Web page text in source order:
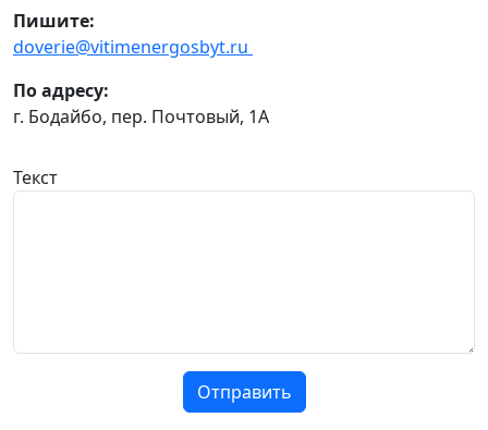
Пишите:
doverie@vitimenergosbyt.ru
По адресу:
г. Бодайбо, пер. Почтовый, 1А
Текст
Отправить